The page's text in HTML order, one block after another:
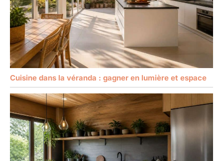
Cuisine dans la véranda : gagner en lumière et espace